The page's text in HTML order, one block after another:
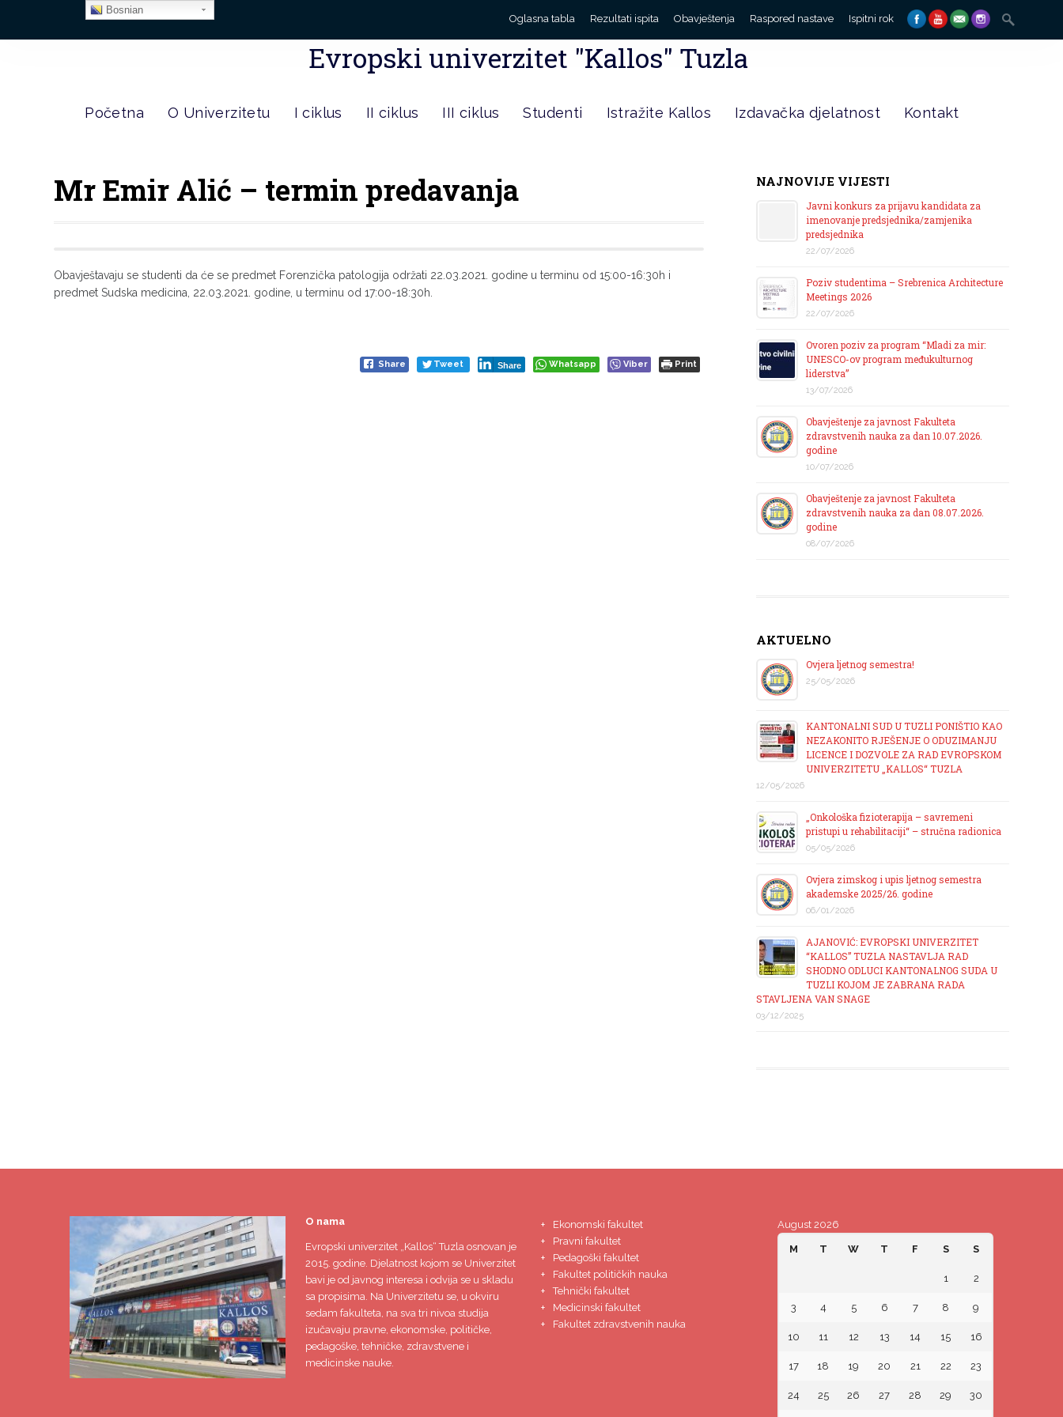
Oglasna tabla Rezultati ispita Obavještenja Raspored nastave Ispitni rok
Search
for:
Evropski univerzitet "Kallos" Tuzla
Početna O Univerzitetu I ciklus II ciklus III ciklus Studenti Istražite Kallos Izdavačka djelatnost Kontakt
Mr Emir Alić – termin predavanja
Obavještavaju se studenti da će se predmet Forenzička patologija održati 22.03.2021. godine u terminu od 15:00-16:30h i
predmet Sudska medicina, 22.03.2021. godine, u terminu od 17:00-18:30h.
Share Tweet Share Whatsapp Viber Print
NAJNOVIJE VIJESTI
Javni konkurs za prijavu kandidata za
imenovanje predsjednika/zamjenika
predsjednika
22/07/2026
Poziv studentima – Srebrenica Architecture
Meetings 2026
22/07/2026
Ovoren poziv za program “Mladi za mir:
UNESCO-ov program međukulturnog
liderstva”
13/07/2026
Obavještenje za javnost Fakulteta
zdravstvenih nauka za dan 10.07.2026.
godine
10/07/2026
Obavještenje za javnost Fakulteta
zdravstvenih nauka za dan 08.07.2026.
godine
08/07/2026
AKTUELNO
Ovjera ljetnog semestra!
25/05/2026
KANTONALNI SUD U TUZLI PONIŠTIO KAO
NEZAKONITO RJEŠENJE O ODUZIMANJU
LICENCE I DOZVOLE ZA RAD EVROPSKOM
UNIVERZITETU „KALLOS“ TUZLA
12/05/2026
„Onkološka fizioterapija – savremeni
pristupi u rehabilitaciji“ – stručna radionica
05/05/2026
Ovjera zimskog i upis ljetnog semestra
akademske 2025/26. godine
06/01/2026
AJANOVIĆ: EVROPSKI UNIVERZITET
“KALLOS” TUZLA NASTAVLJA RAD
SHODNO ODLUCI KANTONALNOG SUDA U
TUZLI KOJOM JE ZABRANA RADA
STAVLJENA VAN SNAGE
03/12/2025
O nama
Evropski univerzitet „Kallos“ Tuzlaosnovan je
2015. godine. Djelatnost kojom se Univerzitet
bavi je od javnog interesa i odvija se u skladu
sa propisima. Na Univerzitetu se, u okviru
sedam fakulteta, na sva tri nivoa studija
izučavaju pravne, ekonomske, političke,
pedagoške, tehničke, zdravstvene i
medicinske nauke.
Ekonomski fakultet
Pravni fakultet
Pedagoški fakultet
Fakultet političkih nauka
Tehnički fakultet
Medicinski fakultet
Fakultet zdravstvenih nauka
August 2026
M T W T F S S
1 2
3 4 5 6 7 8 9
10 11 12 13 14 15 16
17 18 19 20 21 22 23
24 25 26 27 28 29 30
Bosnian